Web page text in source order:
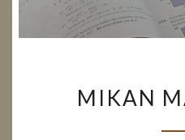
MIKAN